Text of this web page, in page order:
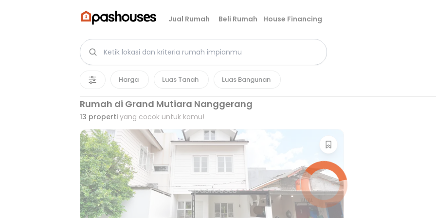
Jual Rumah Beli Rumah House Financing
Harga Luas Tanah Luas Bangunan
Rumah di Grand Mutiara Nanggerang
13 properti yang cocok untuk kamu!